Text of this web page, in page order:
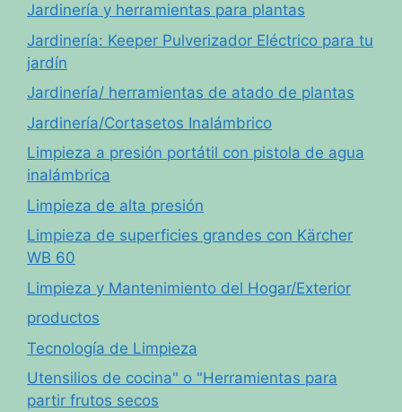
Jardinería y herramientas para plantas
Jardinería: Keeper Pulverizador Eléctrico para tu
jardín
Jardinería/ herramientas de atado de plantas
Jardinería/Cortasetos Inalámbrico
Limpieza a presión portátil con pistola de agua
inalámbrica
Limpieza de alta presión
Limpieza de superficies grandes con Kärcher
WB 60
Limpieza y Mantenimiento del Hogar/Exterior
productos
Tecnología de Limpieza
Utensilios de cocina" o "Herramientas para
partir frutos secos